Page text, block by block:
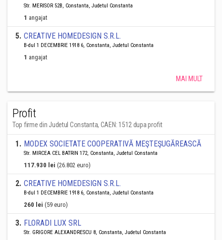
Str. MERISOR 52B, Constanta, Judetul Constanta
1 angajat
5. CREATIVE HOMEDESIGN S.R.L.
B-dul 1 DECEMBRIE 1918 6, Constanta, Judetul Constanta
1 angajat
MAI MULT
Profit
Top firme din Judetul Constanta, CAEN: 1512 dupa profit
1. MODEX SOCIETATE COOPERATIVĂ MEŞTEŞUGĂREASCĂ
Str. MIRCEA CEL BATRIN 172, Constanta, Judetul Constanta
117.930 lei (26.802 euro)
2. CREATIVE HOMEDESIGN S.R.L.
B-dul 1 DECEMBRIE 1918 6, Constanta, Judetul Constanta
260 lei (59 euro)
3. FLORADI LUX SRL
Str. GRIGORE ALEXANDRESCU 8, Constanta, Judetul Constanta